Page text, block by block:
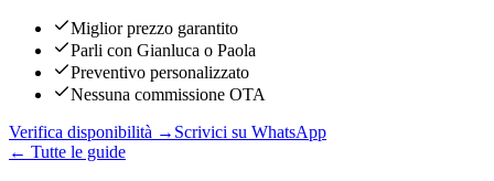
Miglior prezzo garantito
Parli con Gianluca o Paola
Preventivo personalizzato
Nessuna commissione OTA
Verifica disponibilità → Scrivici su WhatsApp
← Tutte le guide